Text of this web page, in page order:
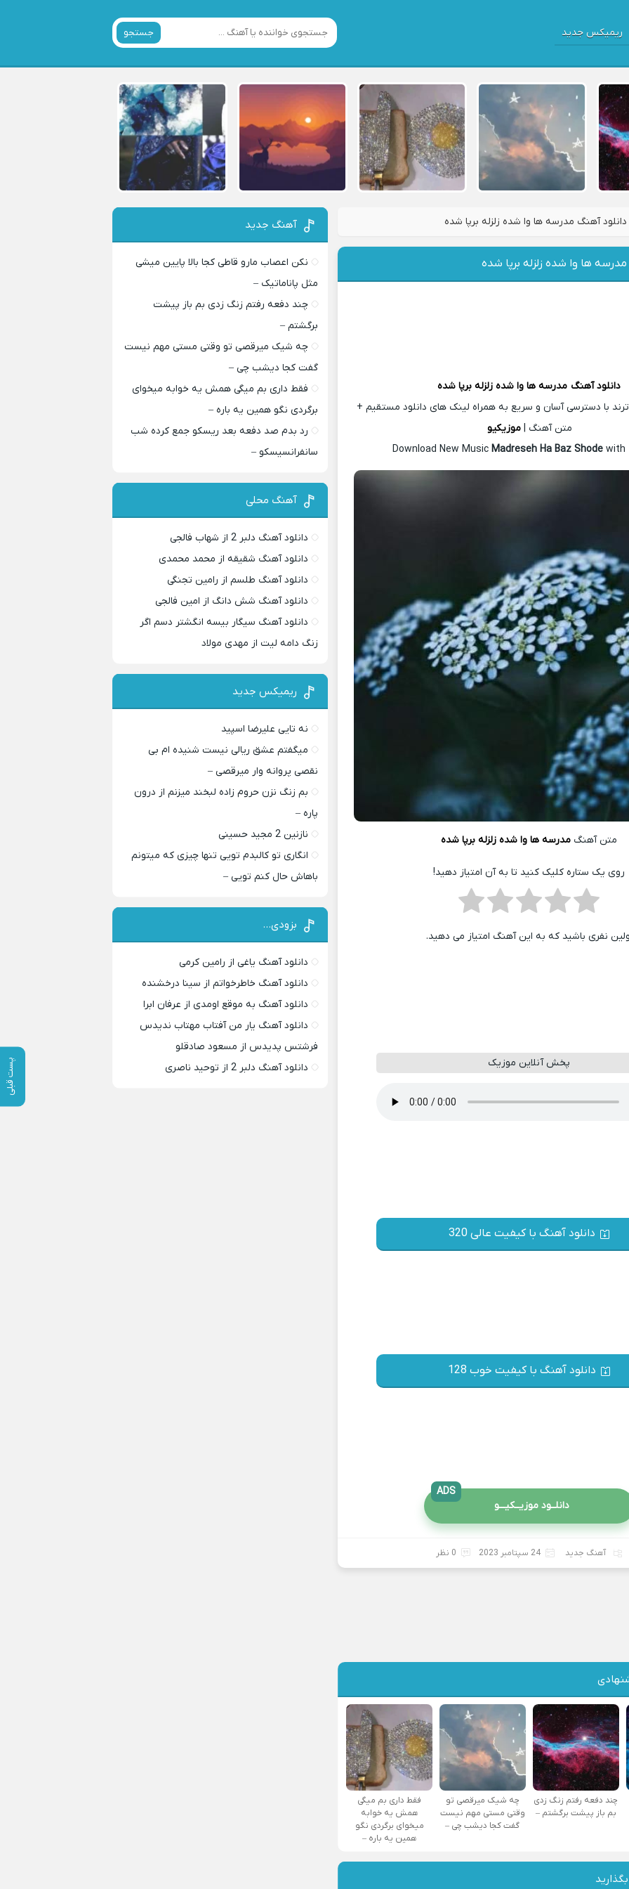
ریمیکس جدید جستجو
دانلود آهنگ مدرسه ها وا شده زلزله برپا شده
پست قبلی
ها وا شده زلزله برپا شده
دانلود آهنگ مدرسه ها وا شده زلزله برپا شده
با دسترسی آسان و سریع به همراه لینک های دانلود مستقیم +
متن آهنگ |موزیکیو
Download New MusicMadreseh Ha Baz Shodewith
متن آهنگ مدرسه ها وا شده زلزله برپا شده
روی یک ستاره کلیک کنید تا به آن امتیاز دهید!
نفری باشید که به این آهنگ امتیاز می دهید.
پخش آنلاین موزیک
دانلود آهنگ با کیفیت عالی 320
دانلود آهنگ با کیفیت خوب 128
دانلــود موزیــکیـــو
ADS
آهنگ جدید 24 سپتامبر 2023 0 نظر
چند دفعه رفتم زنگ زدی
بم باز پیشت برگشتم –
چه شیک میرقصی تو
وقتی مستی مهم نیست
گفت کجا دیشب چی –
فقط داری بم میگی
همش یه خوابه
میخوای برگردی نگو
همین یه باره –
آهنگ جدید
نکن اعصاب مارو قاطی کجا بالا پایین میشی
مثل پاناماتیک –
چند دفعه رفتم زنگ زدی بم باز پیشت
برگشتم –
چه شیک میرقصی تو وقتی مستی مهم نیست
گفت کجا دیشب چی –
فقط داری بم میگی همش یه خوابه میخوای
برگردی نگو همین یه باره –
رد بدم صد دفعه بعد ریسکو جمع کرده شب
سانفرانسیسکو –
آهنگ محلی
دانلود آهنگ دلبر 2 از شهاب فالجی
دانلود آهنگ شقیقه از محمد محمدی
دانلود آهنگ طلسم از رامین تجنگی
دانلود آهنگ شش دانگ از امین فالجی
دانلود آهنگ سیگار بیسه انگشتر دسم اگر
زنگ دامه لیت از مهدی مولاد
ریمیکس جدید
نه تایی علیرضا اسپید
میگفتم عشق ریالی نیست شنیده ام بی
نقصی پروانه وار میرقصی –
بم زنگ نزن حروم زاده لبخند میزنم از درون
پاره –
نازنین 2 مجید حسینی
انگاری تو کالبدم تویی تنها چیزی که میتونم
باهاش حال کنم تویی –
بزودی…
دانلود آهنگ یاغی از رامین کرمی
دانلود آهنگ خاطرخواتم از سینا درخشنده
دانلود آهنگ به موقع اومدی از عرفان ابرا
دانلود آهنگ یار من آفتاب مهتاب ندیدس
فرشتس پدیدس از مسعود صادقلو
دانلود آهنگ دلبر 2 از توحید ناصری